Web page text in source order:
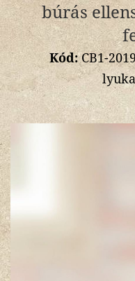
búrás
Kód:CB1-